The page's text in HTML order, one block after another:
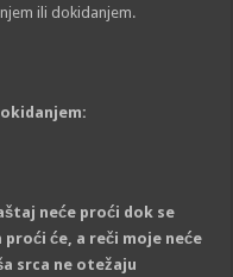
ili dokidanjem.
neće proći dok se
proći će, a reči moje neće
srca ne otežaju